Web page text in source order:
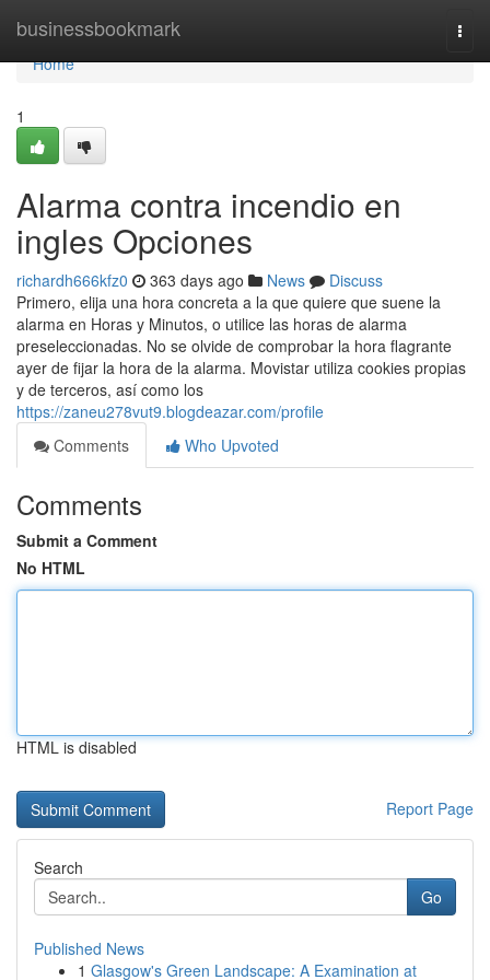
businessbookmark
Home
Home
1
Alarma contra incendio en
ingles Opciones
richardh666kfz0 363 days ago News
Discuss
Primero, elija una hora concreta a la que quiere que suene la
alarma en Horas y Minutos, o utilice las horas de alarma
preseleccionadas. No se olvide de comprobar la hora flagrante
ayer de fijar la hora de la alarma. Movistar utiliza cookies propias
y de terceros, así como los
https://zaneu278vut9.blogdeazar.com/profile
Comments
Who Upvoted
Comments
Submit a Comment
No HTML
HTML is disabled
Report Page
Search
Go
Published News
1 Glasgow's Green Landscape: A Examination at